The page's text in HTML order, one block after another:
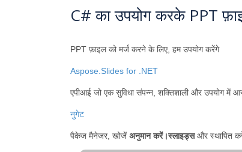
C# का उपयोग करके PPT
PPT फ़ाइल को मर्ज करने के लिए, हम उपयोग करेंगे
Aspose.Slides for .NET
एपीआई जो एक सुविधा संपन्न, शक्तिशाली और उपयोग में
नुगेट
पैकेज मैनेजर, खोजें अनुमान करें।स्लाइड्सऔर स्थापित